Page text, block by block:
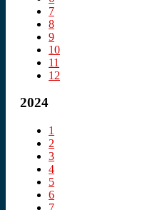
7
8
9
10
11
12
2024
1
2
3
4
5
6
7